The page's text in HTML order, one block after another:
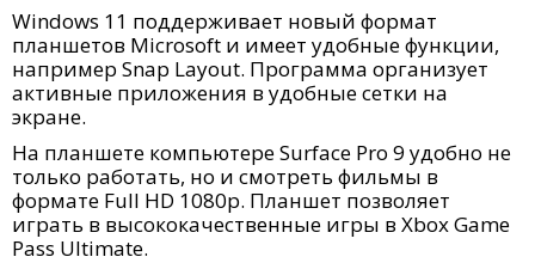
Windows 11 поддерживает новый формат
планшетов Microsoft и имеет удобные функции,
например Snap Layout. Программа организует
активные приложения в удобные сетки на
экране.
На планшете компьютере Surface Pro 9 удобно не
только работать, но и смотреть фильмы в
формате Full HD 1080p. Планшет позволяет
играть в высококачественные игры в Xbox Game
Pass Ultimate.